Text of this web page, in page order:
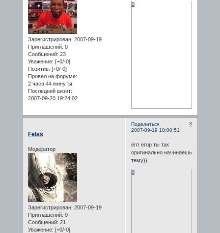
Зарегистрирован: 2007-09-19
Приглашений: 0
Сообщений: 23
Уважение: [+0/-0]
Позитив: [+0/-0]
Провел на форуме:
2 часа 44 минуты
Последний визит:
2007-09-20 19:24:02
0
Поделиться
3
2007-09-19 18:00:51
Felas
Модератор
Зарегистрирован: 2007-09-19
Приглашений: 0
Сообщений: 21
Уважение: [+0/-0]
ёпт егор ты так
оригинально начинаешь
тему))
0